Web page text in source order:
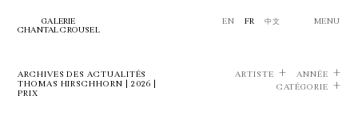
GALERIE
CHANTAL CROUSEL
EN FR 中文 MENU
ARCHIVES DES ACTUALITÉS
THOMAS HIRSCHHORN | 2026 |
PRIX
ARTISTE
ANNÉE
CATÉGORIE